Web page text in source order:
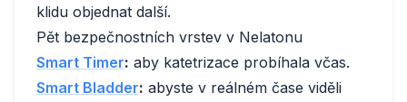
klidu objednat další.
Pět bezpečnostních vrstev v Nelatonu
Smart Timer: aby katetrizace probíhala včas.
Smart Bladder: abyste v reálném čase viděli